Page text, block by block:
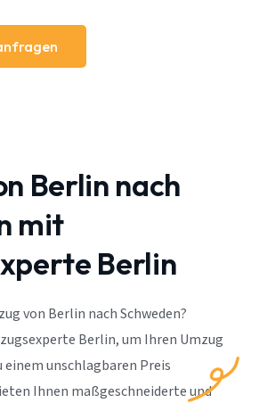
Berlin nach
mit
Berlin
von Berlin nach Schweden?
Berlin, um Ihren Umzug
einem unschlagbaren Preis
Ihnen maßgeschneiderte und